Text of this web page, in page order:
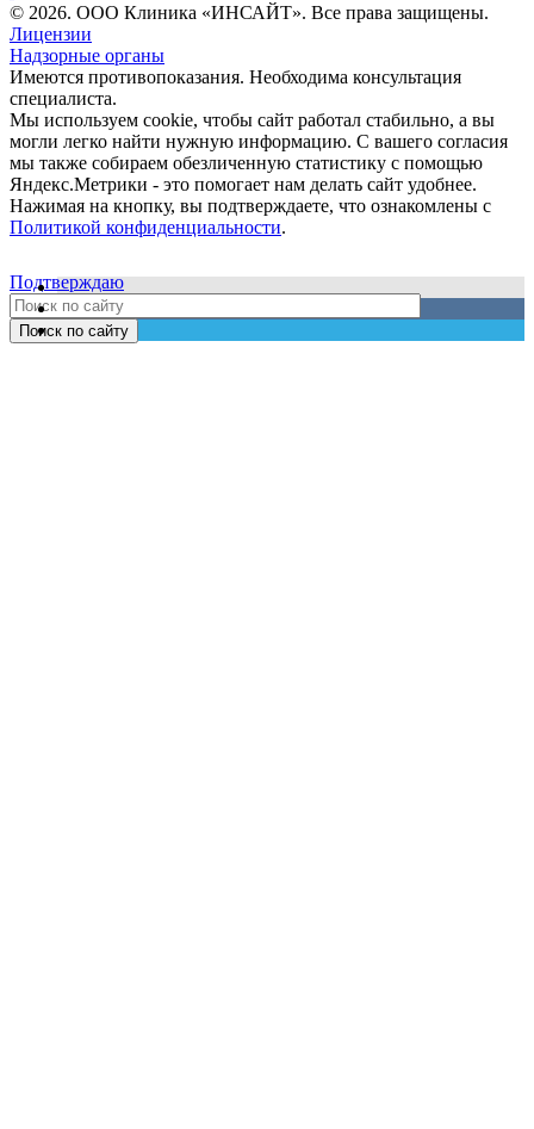
© 2026. ООО Клиника «ИНСАЙТ». Все права защищены.
Лицензии
Надзорные органы
Имеются противопоказания. Необходима консультация
специалиста.
Мы используем cookie, чтобы сайт работал стабильно, а вы
могли легко найти нужную информацию. С вашего согласия
мы также собираем обезличенную статистику с помощью
Яндекс.Метрики - это помогает нам делать сайт удобнее.
Нажимая на кнопку, вы подтверждаете, что ознакомлены с
Политикой конфиденциальности.
Подтверждаю
Поиск по сайту